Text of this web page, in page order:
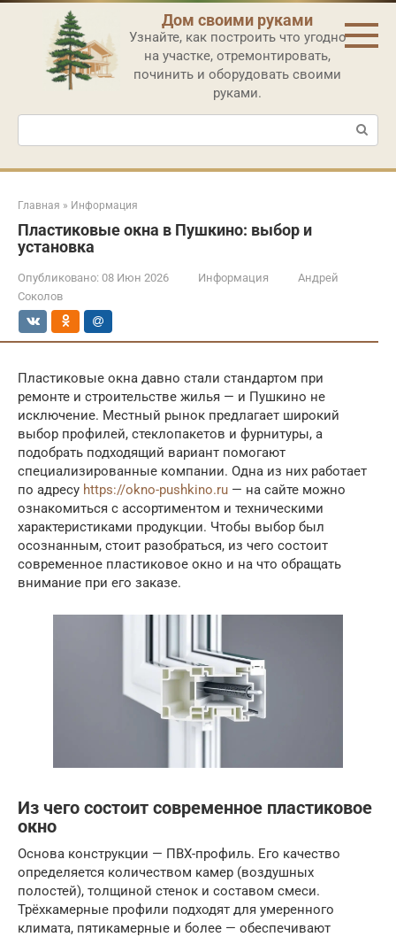
Перейти
контенту
Дом своими руками
Узнайте, как построить что угодно
на участке, отремонтировать,
починить и оборудовать своими
руками.
Поиск:
Главная » Информация
Пластиковые окна в Пушкино: выбор и
установка
Опубликовано: 08 Июн 2026 Информация
Андрей
Соколов
Пластиковые окна давно стали стандартом при
ремонте и строительстве жилья — и Пушкино не
исключение. Местный рынок предлагает широкий
выбор профилей, стеклопакетов и фурнитуры, а
подобрать подходящий вариант помогают
специализированные компании. Одна из них работает
по адресу https://okno-pushkino.ru — на сайте можно
ознакомиться с ассортиментом и техническими
характеристиками продукции. Чтобы выбор был
осознанным, стоит разобраться, из чего состоит
современное пластиковое окно и на что обращать
внимание при его заказе.
Из чего состоит современное пластиковое
окно
Основа конструкции — ПВХ-профиль. Его качество
определяется количеством камер (воздушных
полостей), толщиной стенок и составом смеси.
Трёхкамерные профили подходят для умеренного
климата, пятикамерные и более — обеспечивают